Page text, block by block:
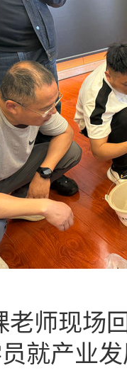
师现场
就产业